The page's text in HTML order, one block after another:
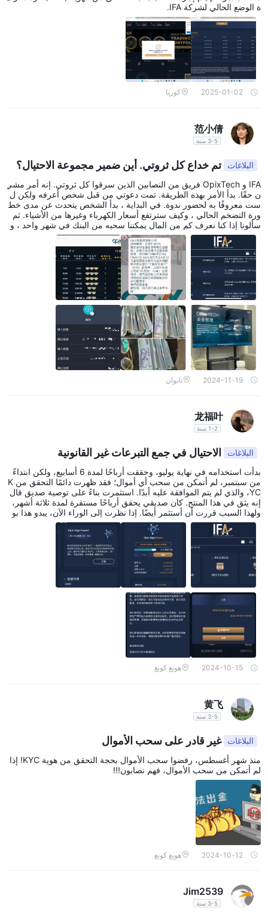
ة الوضع الحالي لشركة IFA.
2025-01-02 كوريا
范小倩
3-5 سنة
البلاغات تم خداع كل ثروتي. أين ضمير مجموعة الاحتيال؟
IFA و OpixTech فريق من النصابين الذين سرقوا كل ثروتي. إنه أمر مشي
ن حقًا. بدأ الأمر بهذه الطريقة. تمت دعوتي من قبل شخص أعرفه ولكن ل
ست معروفًا به لحضور ندوة. في البداية ، بدأ الشخص يتحدث عن مدى خط
ورة التضخم الحالي ، وكيف سترتفع أسعار الكهرباء وغيرها من الأشياء. ثم
سألونا إذا كنا نعرف كم من المال يمكننا سحبه من البنك في شهر واحد ، و
كم يمكننا الحصول عليه من شراء تأمين التوفير في السنة. ثم عرضوا علينا
h ، يمكننا سحب مبلغ معين من المال كل شهر. وفقًا لخطتهم ، يمكن للخط
ة الأسرع (بأعلى مبلغ) استعادة رأس المال في نصف عام. قالوا أيضًا إنه يم
كننا أن نصبح وسطاء ونكسب المال عن طريق دعوة الأصدقاء. في البداية ،
لم أتملص وفقط اعتقدت أن الحدث ليس سيئًا ، ولكن كنت لا زلت خائفًا ولا
أجرؤ على إيداع المال. ولكن في وقت لاحق ، استمر ذلك الصديق في غس
ل دماغي وحتى أرسل لي صورًا لكومات من النقود ، وهكذا تم خداعي للان
ضمام! في البداية ، رأيت على الموقع أن المبلغ يزيد كما وعدوا ، ولكن عند
ما أردت السحب ، قالوا إنه يتطلب التحقق من الهوية للمعاملات الخارجية ،
لذلك سيكون الأمر أبطأ. نتيجة لذلك ، لم أتمكن من سحب أي مبلغ على الإ
طلاق. في وقت لاحق ، قالوا إن OpixTech و IFA توصلتا إلى تعاون وقامتا
بتوقيع بعض الاتفاقيات في كوريا للاندماج معًا. ولكن يجب علي إيداع المال
في IFA من أجل سحب المال من OpixTech قبل ذلك. نتيجة لذلك ، قمت
بإيداع المال مرة أخرى ، والآن لا يمكنني سحب أي مبلغ. لا أعرف ماذا يجب
2024-11-19 تايوان
龙福叶
1-2 سنة
البلاغات الاحتيال في جمع التبرعات غير القانونية
بدأت استخدامه في نهاية يوليو، وحققت أرباحًا لمدة 6 أسابيع، ولكن ابتداءً
من سبتمبر، لم أتمكن من سحب أي أموال؛ فقد ظهرت دائمًا التحقق من K
YC، والذي لم يتم الموافقة عليه أبدًا. استثمرت بناءً على توصية صديق قال
إنه يثق في هذا المنتج. كان صديقي يحقق أرباحًا مستقرة لمدة ثلاثة أشهر،
ولهذا السبب قررت أن أستثمر أيضًا. إذا نظرت إلى الوراء الآن، يبدو هذا بو
ضوح كنظام بونزي. كان الشخص المسؤول يماطل الوقت، مدعيًا أنهم على
وشك إطلاق منتج مالي جديد ومشيرًا إلى أنه لا يمكن سحب الأموال هنا ول
كنها ستنقل إلى منتج صندوق OMA الجديد عند توفره.
2024-10-15 هونغ كونغ
黄飞
3-5 سنة
البلاغات غير قادر على سحب الأموال
منذ شهر أغسطس، رفضوا سحب الأموال بحجة التحقق من هوية KYC! إذا
لم أتمكن من سحب الأموال، فهم نصابون!!!
2024-10-12 هونغ كونغ
Jim2539
3-5 سنة